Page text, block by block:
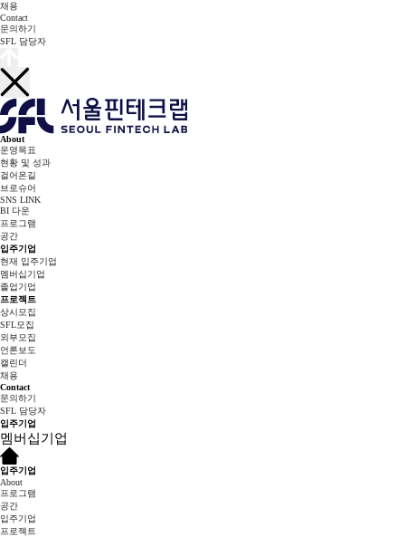
채용
Contact
문의하기
SFL 담당자
About
운영목표
현황 및 성과
걸어온길
브로슈어
SNS LINK
BI 다운
프로그램
공간
입주기업
현재 입주기업
멤버십기업
졸업기업
프로젝트
상시모집
SFL모집
외부모집
언론보도
캘린더
채용
Contact
문의하기
SFL 담당자
입주기업
멤버십기업
입주기업
About
프로그램
공간
입주기업
프로젝트